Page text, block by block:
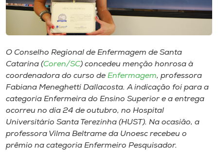
Unoesc
Store
Selecione
O Conselho Regional de Enfermagem de Santa
Catarina (Coren/SC) concedeu menção honrosa à
coordenadora do curso de Enfermagem, professora
Fabiana Meneghetti Dallacosta. A indicação foi para a
categoria Enfermeira do Ensino Superior e a entrega
ocorreu no dia 24 de outubro, no Hospital
Universitário Santa Terezinha (HUST). Na ocasião, a
professora Vilma Beltrame da Unoesc recebeu o
prêmio na categoria Enfermeiro Pesquisador.